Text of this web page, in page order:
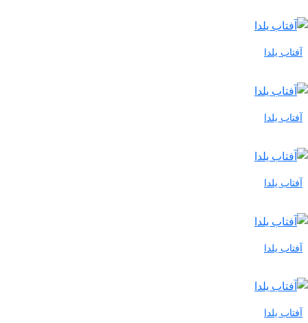
آفتاب یلدا
آفتاب یلدا
آفتاب یلدا
آفتاب یلدا
آفتاب یلدا